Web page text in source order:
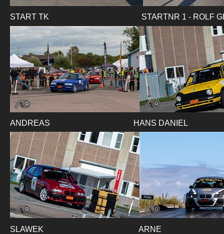
START TK STARTNR 1 - ROLF
ANDREAS HANS DANIEL
SLAWEK ARNE